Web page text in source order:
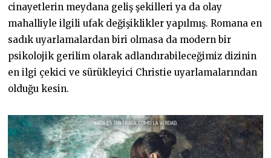
cinayetlerin meydana geliş şekilleri ya da olay
mahalliyle ilgili ufak değişiklikler yapılmış. Romana en
sadık uyarlamalardan biri olmasa da modern bir
psikolojik gerilim olarak adlandırabileceğimiz dizinin
en ilgi çekici ve sürükleyici Christie uyarlamalarından
olduğu kesin.